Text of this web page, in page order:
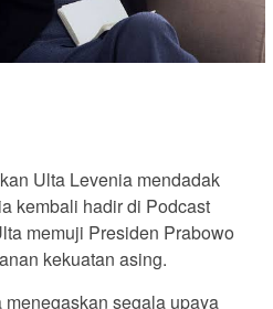
Ulta Levenia mendadak
kembali hadir di Podcast
memuji Presiden Prabowo
kekuatan asing.
segala upaya